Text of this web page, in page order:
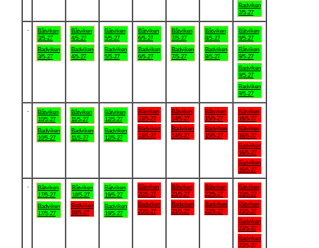
Badviken
2/5-27
Båtviken
3/5-27
Badviken
3/5-27
Båtviken
4/5-27
Badviken
4/5-27
Båtviken
5/5-27
Badviken
5/5-27
Båtviken
6/5-27
Badviken
6/5-27
Båtviken
7/5-27
Badviken
7/5-27
Båtviken
8/5-27
Badviken
8/5-27
Båtviken
9/5-27
Båtviken
9/5-27
Badviken
9/5-27
Badviken
9/5-27
Båtviken
10/5-27
Badviken
10/5-27
Båtviken
11/5-27
Badviken
11/5-27
Båtviken
12/5-27
Badviken
12/5-27
Båtviken
13/5-27
Badviken
13/5-27
Båtviken
14/5-27
Badviken
14/5-27
Båtviken
15/5-27
Badviken
15/5-27
Båtviken
16/5-27
Båtviken
16/5-27
Badviken
16/5-27
Badviken
16/5-27
Båtviken
17/5-27
Badviken
17/5-27
Båtviken
18/5-27
Badviken
18/5-27
Båtviken
19/5-27
Badviken
19/5-27
Båtviken
20/5-27
Badviken
20/5-27
Båtviken
21/5-27
Badviken
21/5-27
Båtviken
22/5-27
Badviken
22/5-27
Båtviken
23/5-27
Båtviken
23/5-27
Badviken
23/5-27
Badviken
23/5-27